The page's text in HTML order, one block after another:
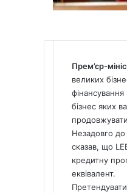
Прем’єр-
великих
бізнес яких
Незадовго
сказав, що
кредитну
еквівалент.